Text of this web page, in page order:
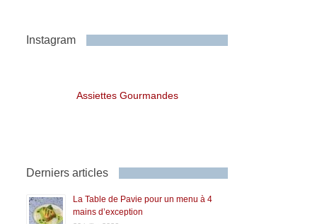
Instagram
Assiettes Gourmandes
Derniers articles
La Table de Pavie pour un menu à 4
mains d’exception